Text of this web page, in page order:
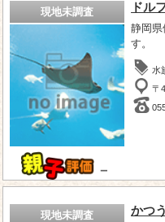
現地未調査
－
ドル
静岡
す。
水
〒
現地未調査 かつ